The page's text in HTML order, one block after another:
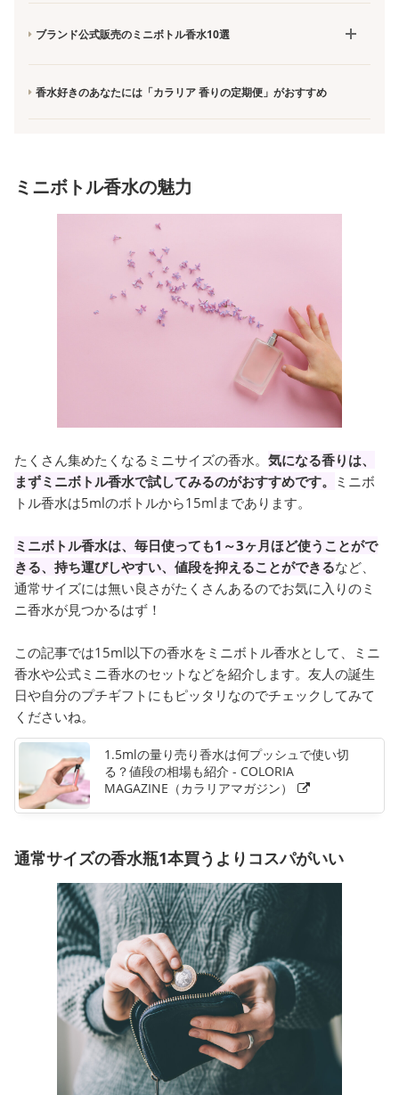
ブランド公式販売のミニボトル香水10選
香水好きのあなたには「カラリア 香りの定期便」がおすすめ
ミニボトル香水の魅力
たくさん集めたくなるミニサイズの香水。 気になる香りは、
まずミニボトル香水で試してみるのがおすすめです。 ミニボ
トル香水は5mlのボトルから15mlまであります。
ミニボトル香水は、毎日使っても1～3ヶ月ほど使うことがで
きる、持ち運びしやすい、値段を抑えることができるなど、
通常サイズには無い良さがたくさんあるのでお気に入りのミ
ニ香水が見つかるはず！
この記事では15ml以下の香水をミニボトル香水として、ミニ
香水や公式ミニ香水のセットなどを紹介します。友人の誕生
日や自分のプチギフトにもピッタリなのでチェックしてみて
くださいね。
1.5mlの量り売り香水は何プッシュで使い切
る？値段の相場も紹介 - COLORIA
MAGAZINE（カラリアマガジン）
通常サイズの香水瓶1本買うよりコスパがいい